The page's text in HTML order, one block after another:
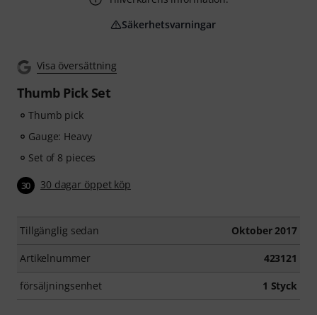
Visa översättning
Thumb Pick Set
Thumb pick
Gauge: Heavy
Set of 8 pieces
30 30 dagar öppet köp
Tillgänglig sedan Oktober 2017
Artikelnummer 423121
försäljningsenhet 1 Styck
Säkerhetsvarningar